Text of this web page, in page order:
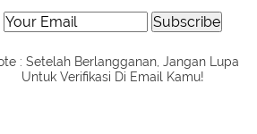
: Setelah Berlangganan, Jangan Lupa
Untuk Verifikasi Di Email Kamu!